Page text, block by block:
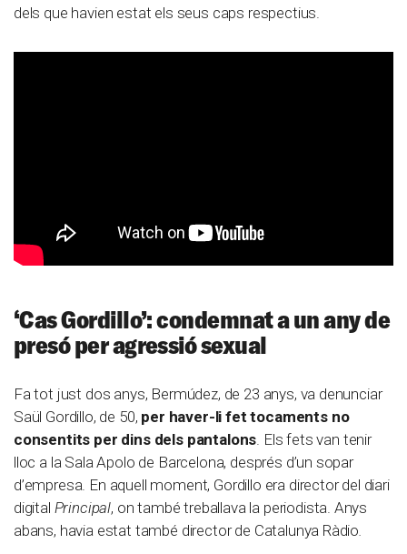
dels que havien estat els seus caps respectius.
‘Cas Gordillo’: condemnat a un any de
presó per agressió sexual
Fa tot just dos anys, Bermúdez, de 23 anys, va denunciar
Saül Gordillo, de 50, per haver-li fet tocaments no
consentits per dins dels pantalons . Els fets van tenir
lloc a la Sala Apolo de Barcelona, després d’un sopar
d’empresa. En aquell moment, Gordillo era director del diari
digital Principal, on també treballava la periodista. Anys
abans, havia estat també director de Catalunya Ràdio